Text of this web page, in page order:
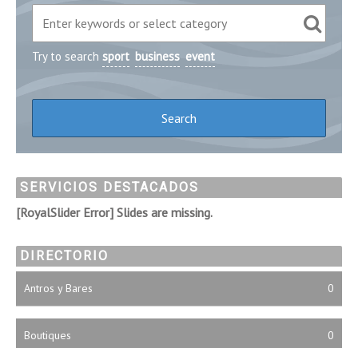
Try to search sport business event
SERVICIOS DESTACADOS
[RoyalSlider Error] Slides are missing.
DIRECTORIO
Antros y Bares 0
Boutiques 0